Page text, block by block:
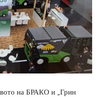
на БРАКО и „Грин